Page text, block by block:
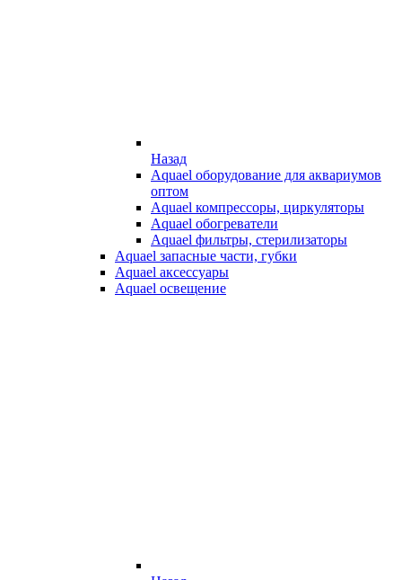
Назад
Aquael оборудование для аквариумов
оптом
Aquael компрессоры, циркуляторы
Aquael обогреватели
Aquael фильтры, стерилизаторы
Aquael запасные части, губки
Aquael аксессуары
Aquael освещение